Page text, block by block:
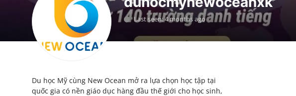
My Lab
My Company
Disease Science
Last seen: 4 months ago
Du học Mỹ cùng New Ocean mở ra lựa chọn học tập tại
quốc gia có nền giáo dục hàng đầu thế giới cho học sinh,